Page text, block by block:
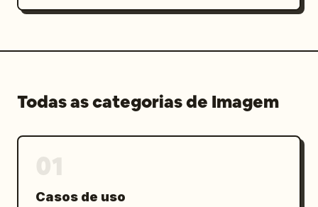
Todas as categorias de Imagem
Casos de uso